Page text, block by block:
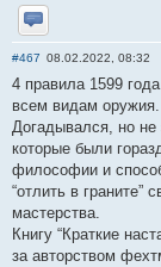
Отправить
#467 08.02.2022, 08:32
4 правила 1599
всем видам оружия.
Догадывался, но
которые были
философии и
“отлить в граните”
мастерства.
Книгу “Краткие
за авторством